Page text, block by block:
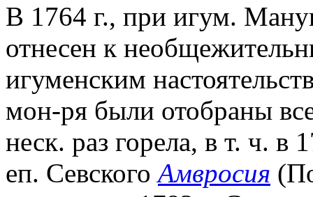
В 1764 г., при игум.
отнесен к
игуменским
мон-ря были отобраны
неск. раз горела, в т. ч. в
еп. СевскогоАмвросия